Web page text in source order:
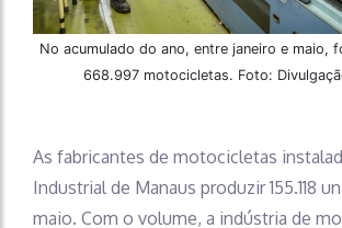
No acumulado do ano, entre janeiro e maio,
668.997 motocicletas. Foto:
As fabricantes de motocicletas
Industrial de Manaus produzir 155.118
maio. Com o volume, a indústria de